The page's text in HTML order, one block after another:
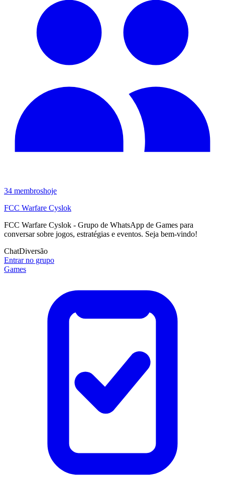
34 membroshoje
FCC Warfare Cyslok
FCC Warfare Cyslok - Grupo de WhatsApp de Games para
conversar sobre jogos, estratégias e eventos. Seja bem-vindo!
ChatDiversão
Entrar no grupo
Games